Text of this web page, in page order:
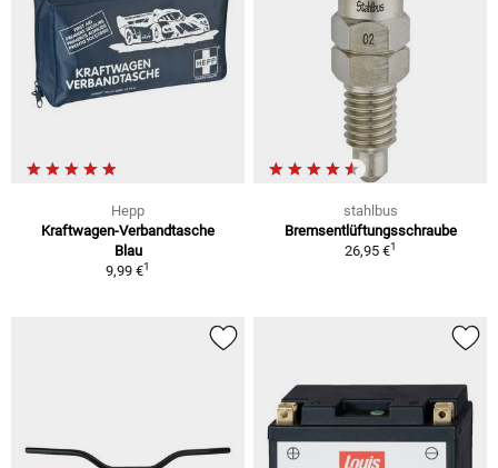
Hepp
Kraftwagen-Verbandtasche
Blau
9,99 €1
stahlbus
Bremsentlüftungsschraube
26,95 €1